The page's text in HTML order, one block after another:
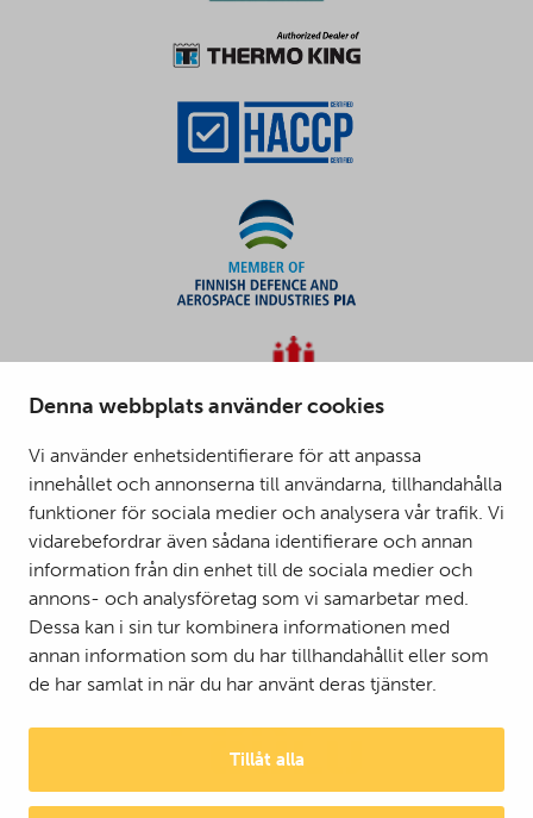
Denna webbplats använder cookies
Vi använder enhetsidentifierare för att anpassa
innehållet och annonserna till användarna, tillhandahålla
funktioner för sociala medier och analysera vår trafik. Vi
vidarebefordrar även sådana identifierare och annan
information från din enhet till de sociala medier och
annons- och analysföretag som vi samarbetar med.
Dessa kan i sin tur kombinera informationen med
annan information som du har tillhandahållit eller som
de har samlat in när du har använt deras tjänster.
Tillåt alla